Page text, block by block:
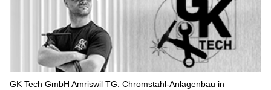
GK Tech GmbH Amriswil TG: Chromstahl-Anlagenbau in